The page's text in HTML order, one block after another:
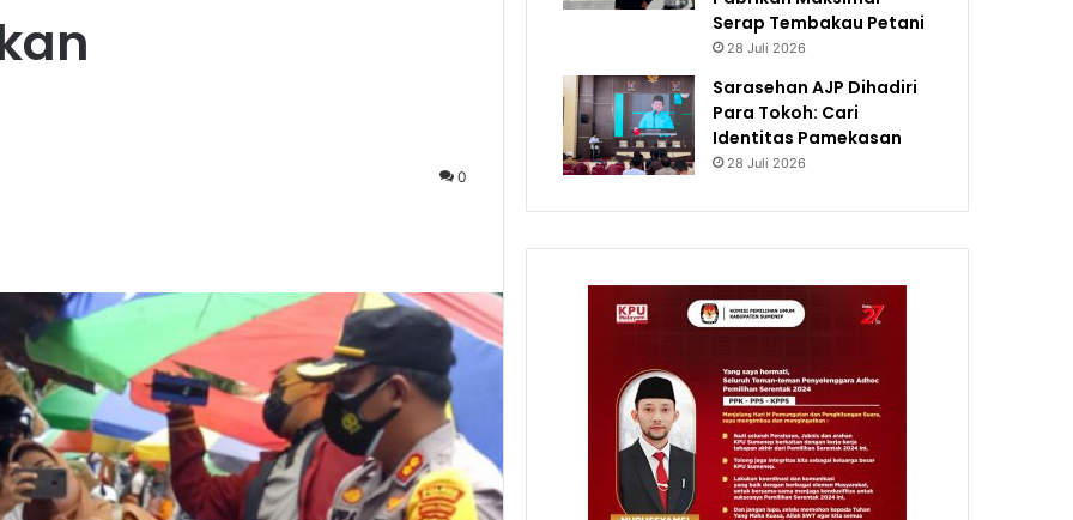
0
Serap Tembakau Petani
28 Juli 2026
Sarasehan AJP Dihadiri
Para Tokoh: Cari
Identitas Pamekasan
28 Juli 2026